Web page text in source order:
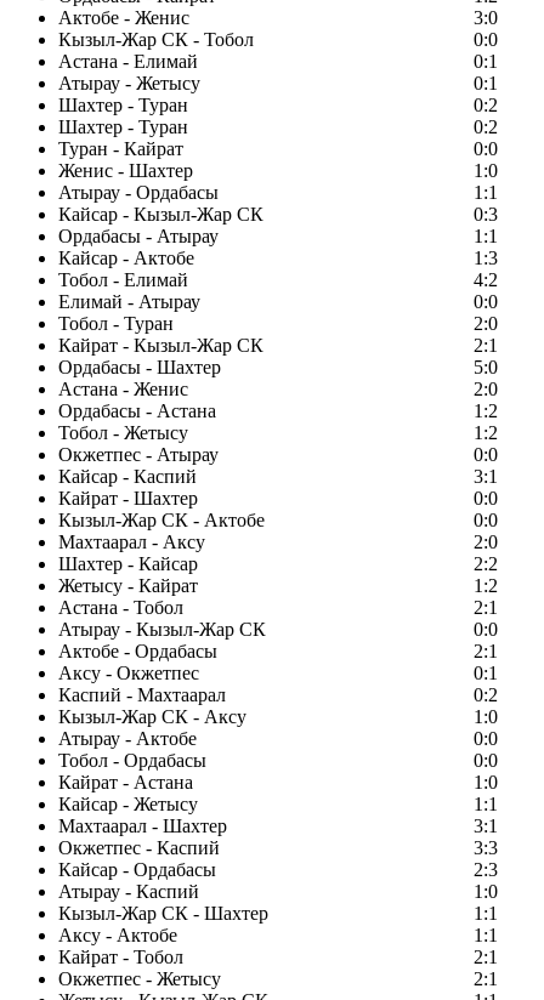
Актобе - Женис
3:0
Кызыл-Жар СК - Тобол
0:0
Астана - Елимай
0:1
Атырау - Жетысу
0:1
Шахтер - Туран
0:2
Шахтер - Туран
0:2
Туран - Кайрат
0:0
Женис - Шахтер
1:0
Атырау - Ордабасы
1:1
Кайсар - Кызыл-Жар СК
0:3
Ордабасы - Атырау
1:1
Кайсар - Актобе
1:3
Тобол - Елимай
4:2
Елимай - Атырау
0:0
Тобол - Туран
2:0
Кайрат - Кызыл-Жар СК
2:1
Ордабасы - Шахтер
5:0
Астана - Женис
2:0
Ордабасы - Астана
1:2
Тобол - Жетысу
1:2
Окжетпес - Атырау
0:0
Кайсар - Каспий
3:1
Кайрат - Шахтер
0:0
Кызыл-Жар СК - Актобе
0:0
Махтаарал - Аксу
2:0
Шахтер - Кайсар
2:2
Жетысу - Кайрат
1:2
Астана - Тобол
2:1
Атырау - Кызыл-Жар СК
0:0
Актобе - Ордабасы
2:1
Аксу - Окжетпес
0:1
Каспий - Махтаарал
0:2
Кызыл-Жар СК - Аксу
1:0
Атырау - Актобе
0:0
Тобол - Ордабасы
0:0
Кайрат - Астана
1:0
Кайсар - Жетысу
1:1
Махтаарал - Шахтер
3:1
Окжетпес - Каспий
3:3
Кайсар - Ордабасы
2:3
Атырау - Каспий
1:0
Кызыл-Жар СК - Шахтер
1:1
Аксу - Актобе
1:1
Кайрат - Тобол
2:1
Окжетпес - Жетысу
2:1